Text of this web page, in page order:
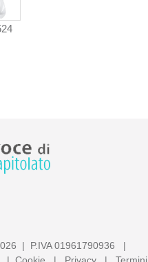
| P.IVA 01961790936 |